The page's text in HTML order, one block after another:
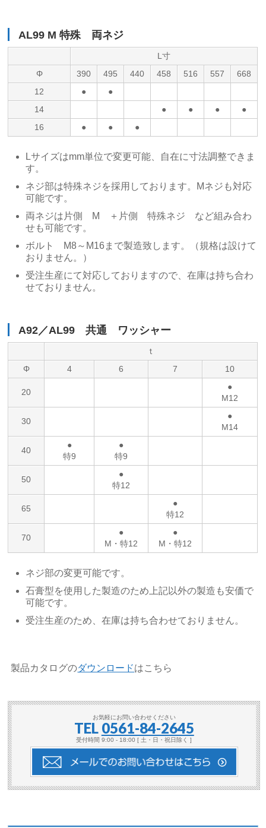
AL99 M 特殊 両ネジ
L寸
Φ
390 495 440 458 516 557
668
12
●
●
14
● ● ●
●
16
● ● ●
Lサイズはmm単位で変更可能、自在に寸法調整できま
す。
ネジ部は特殊ネジを採用しております。Mネジも対応
可能です。
両ネジは片側 M ＋片側 特殊ネジ など組み合わ
せも可能です。
ボルト M8～M16まで製造致します。（規格は設けて
おりません。）
受注生産にて対応しておりますので、在庫は持ち合わ
せておりません。
A92／AL99 共通 ワッシャー
ｔ
Φ
4 6 7 10
20
●
M12
30
●
M14
40
●
特9
●
特9
50
●
特12
65
●
特12
70
●
M・特12
●
M・特12
ネジ部の変更可能です。
石膏型を使用した製造のため上記以外の製造も安価で
可能です。
受注生産のため、在庫は持ち合わせておりません。
製品カタログのダウンロードはこちら
お気軽にお問い合わせください
TEL 0561-84-2645
受付時間 9:00 - 18:00 [ 土・日・祝日除く ]